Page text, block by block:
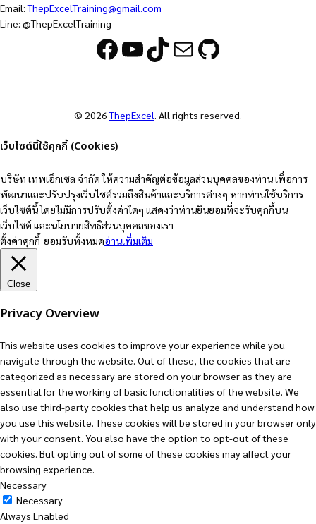
Email:ThepExcelTraining@gmail.com
Line: @ThepExcelTraining
Facebook YouTube TikTok Mail GitHub
© 2026ThepExcel . All rights reserved.
เว็บไซต์นี้ใช้คุกกี้ (Cookies)
บริษัท เทพเอ็กเซล จำกัด ให้ความสำคัญต่อข้อมูลส่วนบุคคลของท่าน เพื่อการ
พัฒนาและปรับปรุงเว็บไซต์รวมถึงสินค้าและบริการต่างๆ หากท่านใช้บริการ
เว็บไซต์นี้ โดยไม่มีการปรับตั้งค่าใดๆ แสดงว่าท่านยินยอมที่จะรับคุกกี้บน
เว็บไซต์ และนโยบายสิทธิส่วนบุคคลของเรา
ตั้งค่าคุกกี้ ยอมรับทั้งหมดอ่านเพิ่มเติม
Close
Privacy Overview
This website uses cookies to improve your experience while you
navigate through the website. Out of these, the cookies that are
categorized as necessary are stored on your browser as they are
essential for the working of basic functionalities of the website. We
also use third-party cookies that help us analyze and understand how
you use this website. These cookies will be stored in your browser only
with your consent. You also have the option to opt-out of these
cookies. But opting out of some of these cookies may affect your
browsing experience.
Necessary
Necessary
Always Enabled